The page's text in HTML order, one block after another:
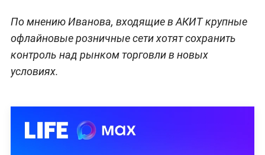
По мнению Иванова, входящие в АКИТ крупные
офлайновые розничные сети хотят сохранить
контроль над рынком торговли в новых
условиях.